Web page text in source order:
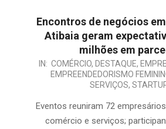
Encontros de negócios
Atibaia geram
milhões em
IN: COMÉRCIO, DESTAQUE,
EMPREENDEDORISMO
SERVIÇOS,
Eventos reuniram 72
comércio e serviços;